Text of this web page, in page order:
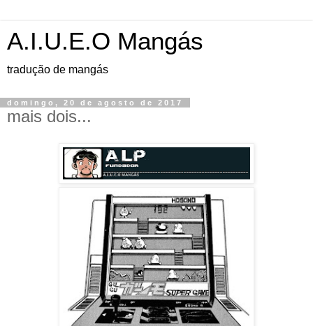
A.I.U.E.O Mangás
tradução de mangás
domingo, 20 de agosto de 2017
mais dois...